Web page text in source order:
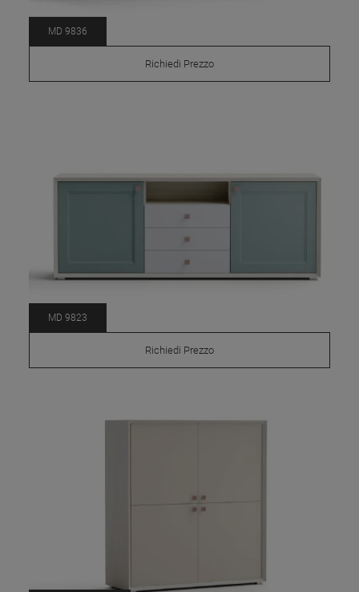
MD 9836
Richiedi Prezzo
MD 9823
Richiedi Prezzo